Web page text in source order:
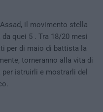
il movimento stella
quei 5 . Tra 18/20 mesi
per di maio di battista la
torneranno alla vita di
istruirli e mostrarli del